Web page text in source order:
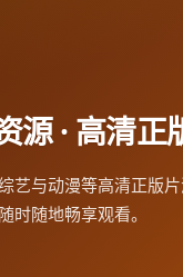
源· 高清正
艺与动漫等高清正版
时随地畅享观看。